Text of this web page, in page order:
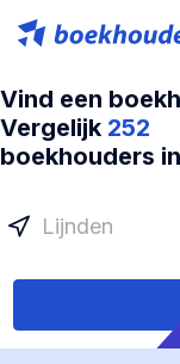
Vind een
Vergelijk 252
boekhouders